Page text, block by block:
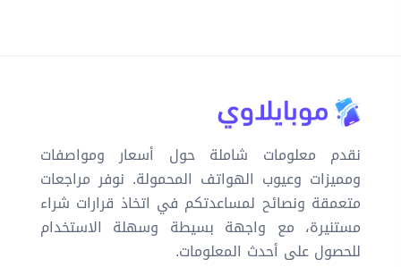
نقدم معلومات شاملة حول أسعار ومواصفات
ومميزات وعيوب الهواتف المحمولة. نوفر مراجعات
متعمقة ونصائح لمساعدتكم في اتخاذ قرارات شراء
مستنيرة، مع واجهة بسيطة وسهلة الاستخدام
للحصول على أحدث المعلومات.